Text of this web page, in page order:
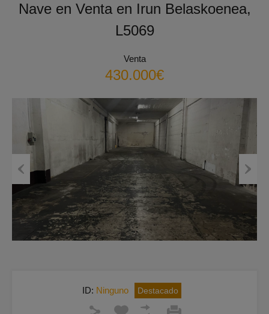
Nave en Venta en Irun Belaskoenea,
L5069
Venta
430.000€
Previous Next
ID: Ninguno Destacado